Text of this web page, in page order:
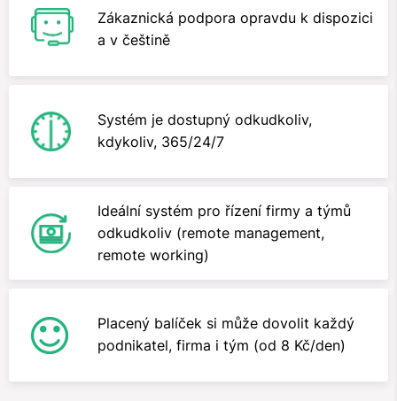
Zákaznická podpora opravdu k dispozici
a v češtině
Systém je dostupný odkudkoliv,
kdykoliv, 365/24/7
Ideální systém pro řízení firmy a týmů
odkudkoliv (remote management,
remote working)
Placený balíček si může dovolit každý
podnikatel, firma i tým (od 8 Kč/den)